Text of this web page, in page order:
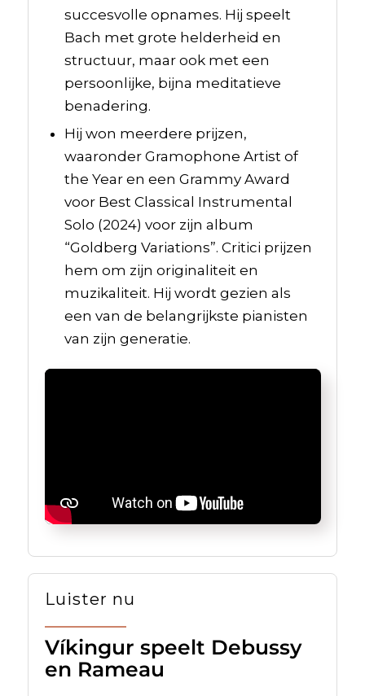
succesvolle opnames. Hij speelt
Bach met grote helderheid en
structuur, maar ook met een
persoonlijke, bijna meditatieve
benadering.
Hij won meerdere prijzen,
waaronder Gramophone Artist of
the Year en een Grammy Award
voor Best Classical Instrumental
Solo (2024) voor zijn album
“Goldberg Variations”. Critici prijzen
hem om zijn originaliteit en
muzikaliteit. Hij wordt gezien als
een van de belangrijkste pianisten
van zijn generatie.
Luister nu
Víkingur speelt Debussy
en Rameau